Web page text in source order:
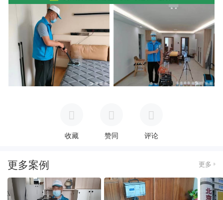
收藏 赞同 评论
更多案例 更多